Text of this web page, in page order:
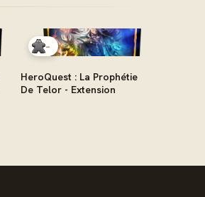
-
HeroQuest : La Prophétie
De Telor - Extension